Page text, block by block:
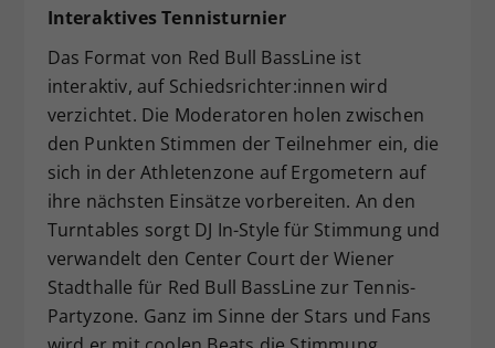
Interaktives Tennisturnier
Das Format von Red Bull BassLine ist
interaktiv, auf Schiedsrichter:innen wird
verzichtet. Die Moderatoren holen zwischen
den Punkten Stimmen der Teilnehmer ein, die
sich in der Athletenzone auf Ergometern auf
ihre nächsten Einsätze vorbereiten. An den
Turntables sorgt DJ In-Style für Stimmung und
verwandelt den Center Court der Wiener
Stadthalle für Red Bull BassLine zur Tennis-
Partyzone. Ganz im Sinne der Stars und Fans